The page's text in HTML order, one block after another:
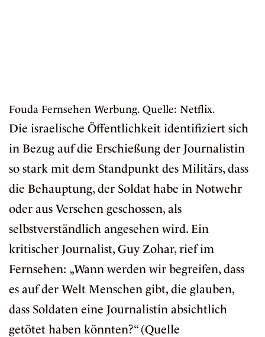
Fouda Fernsehen Werbung. Quelle: Netflix.
Die israelische Öffentlichkeit identifiziert sich
in Bezug auf die Erschießung der Journalistin
so stark mit dem Standpunkt des Militärs, dass
die Behauptung, der Soldat habe in Notwehr
oder aus Versehen geschossen, als
selbstverständlich angesehen wird. Ein
kritischer Journalist, Guy Zohar, rief im
Fernsehen: „Wann werden wir begreifen, dass
es auf der Welt Menschen gibt, die glauben,
dass Soldaten eine Journalistin absichtlich
getötet haben könnten?“ (Quelle